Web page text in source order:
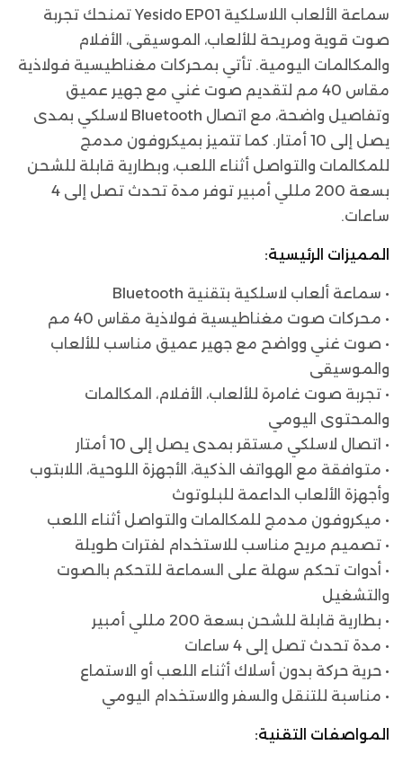
سماعة الألعاب اللاسلكية Yesido EP01 تمنحك تجربة
صوت قوية ومريحة للألعاب، الموسيقى، الأفلام
والمكالمات اليومية. تأتي بمحركات مغناطيسية فولاذية
مقاس 40 مم لتقديم صوت غني مع جهير عميق
وتفاصيل واضحة، مع اتصال Bluetooth لاسلكي بمدى
يصل إلى 10 أمتار. كما تتميز بميكروفون مدمج
للمكالمات والتواصل أثناء اللعب، وبطارية قابلة للشحن
بسعة 200 مللي أمبير توفر مدة تحدث تصل إلى 4
ساعات.
المميزات الرئيسية:
• سماعة ألعاب لاسلكية بتقنية Bluetooth
• محركات صوت مغناطيسية فولاذية مقاس 40 مم
• صوت غني وواضح مع جهير عميق مناسب للألعاب
والموسيقى
• تجربة صوت غامرة للألعاب، الأفلام، المكالمات
والمحتوى اليومي
• اتصال لاسلكي مستقر بمدى يصل إلى 10 أمتار
• متوافقة مع الهواتف الذكية، الأجهزة اللوحية، اللابتوب
وأجهزة الألعاب الداعمة للبلوتوث
• ميكروفون مدمج للمكالمات والتواصل أثناء اللعب
• تصميم مريح مناسب للاستخدام لفترات طويلة
• أدوات تحكم سهلة على السماعة للتحكم بالصوت
والتشغيل
• بطارية قابلة للشحن بسعة 200 مللي أمبير
• مدة تحدث تصل إلى 4 ساعات
• حرية حركة بدون أسلاك أثناء اللعب أو الاستماع
• مناسبة للتنقل والسفر والاستخدام اليومي
المواصفات التقنية: